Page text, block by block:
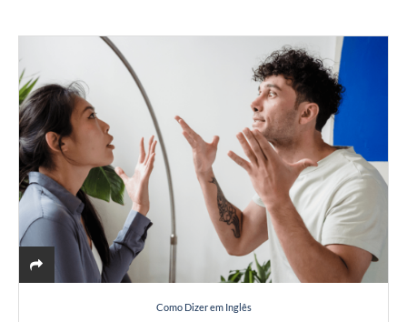
Como Dizer em Inglês